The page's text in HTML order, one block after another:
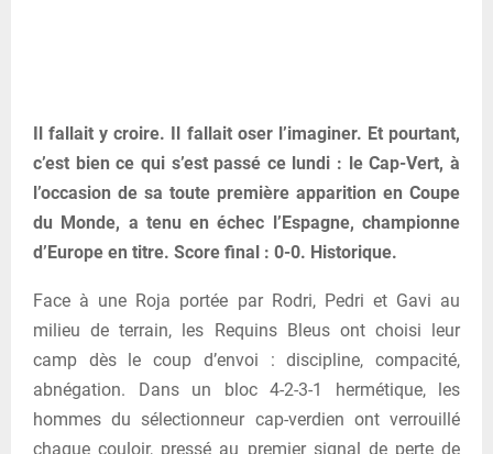
Il fallait y croire. Il fallait oser l’imaginer. Et pourtant,
c’est bien ce qui s’est passé ce lundi : le Cap-Vert, à
l’occasion de sa toute première apparition en Coupe
du Monde, a tenu en échec l’Espagne, championne
d’Europe en titre. Score final : 0-0. Historique.
Face à une Roja portée par Rodri, Pedri et Gavi au
milieu de terrain, les Requins Bleus ont choisi leur
camp dès le coup d’envoi : discipline, compacité,
abnégation. Dans un bloc 4-2-3-1 hermétique, les
hommes du sélectionneur cap-verdien ont verrouillé
chaque couloir, pressé au premier signal de perte de